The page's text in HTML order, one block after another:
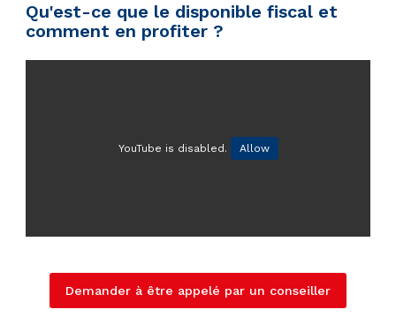
Qu'est-ce que le disponible fiscal et
comment en profiter ?
YouTube is disabled. Allow
Demander à être appelé par un conseiller